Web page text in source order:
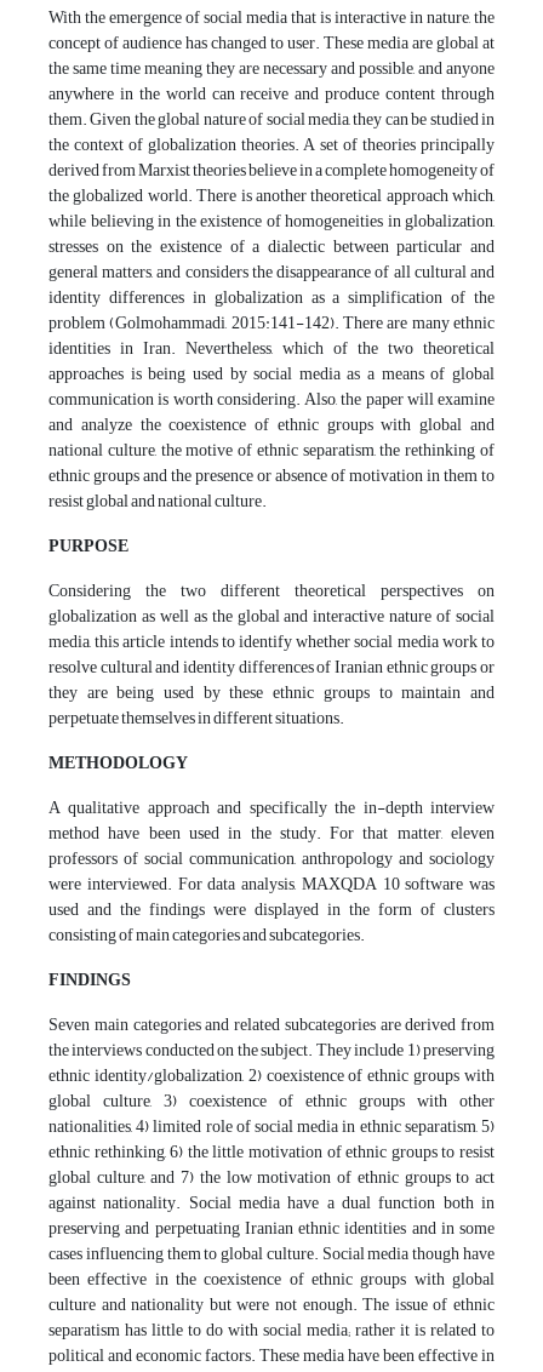
With the emergence of social media that is interactive in nature, the
concept of audience has changed to user. These media are global at
the same time meaning they are necessary and possible, and anyone
anywhere in the world can receive and produce content through
them. Given the global nature of social media, they can be studied in
the context of globalization theories. A set of theories principally
derived from Marxist theories believe in a complete homogeneity of
the globalized world. There is another theoretical approach which,
while believing in the existence of homogeneities in globalization,
stresses on the existence of a dialectic between particular and
general matters, and considers the disappearance of all cultural and
identity differences in globalization as a simplification of the
problem (Golmohammadi, 2015:141-142). There are many ethnic
identities in Iran. Nevertheless, which of the two theoretical
approaches is being used by social media as a means of global
communication is worth considering. Also, the paper will examine
and analyze the coexistence of ethnic groups with global and
national culture, the motive of ethnic separatism, the rethinking of
ethnic groups and the presence or absence of motivation in them to
resist global and national culture.
PURPOSE
Considering the two different theoretical perspectives on
globalization as well as the global and interactive nature of social
media, this article intends to identify whether social media work to
resolve cultural and identity differences of Iranian ethnic groups or
they are being used by these ethnic groups to maintain and
perpetuate themselves in different situations.
METHODOLOGY
A qualitative approach and specifically the in-depth interview
method have been used in the study. For that matter, eleven
professors of social communication, anthropology and sociology
were interviewed. For data analysis, MAXQDA 10 software was
used and the findings were displayed in the form of clusters
consisting of main categories and subcategories.
FINDINGS
Seven main categories and related subcategories are derived from
the interviews conducted on the subject. They include 1) preserving
ethnic identity/globalization, 2) coexistence of ethnic groups with
global culture, 3) coexistence of ethnic groups with other
nationalities, 4) limited role of social media in ethnic separatism, 5)
ethnic rethinking, 6) the little motivation of ethnic groups to resist
global culture, and 7) the low motivation of ethnic groups to act
against nationality. Social media have a dual function both in
preserving and perpetuating Iranian ethnic identities and in some
cases influencing them to global culture. Social media though have
been effective in the coexistence of ethnic groups with global
culture and nationality but were not enough. The issue of ethnic
separatism has little to do with social media; rather it is related to
political and economic factors. These media have been effective in